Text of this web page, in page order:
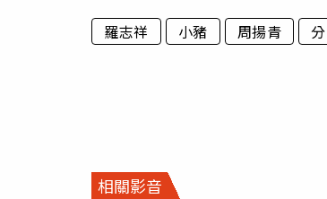
羅志祥 小豬 周揚青
相關影音